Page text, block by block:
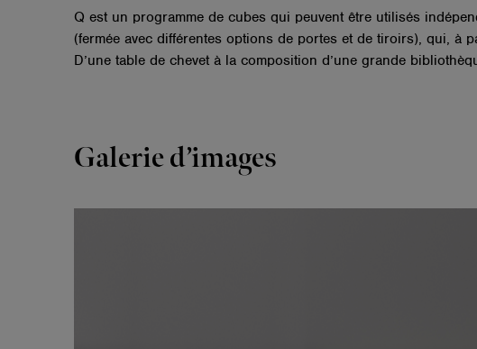
Q est un programme de cubes qui peuvent être utilisés
(fermée avec différentes options de portes et de tiroirs), qui, à
D’une table de chevet à la composition d’une grande
Galerie d’images